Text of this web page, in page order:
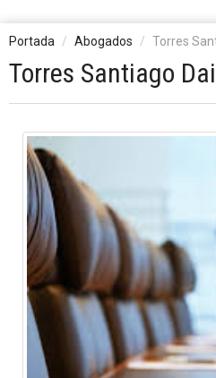
Portada Abogados Torres
Torres Santiago